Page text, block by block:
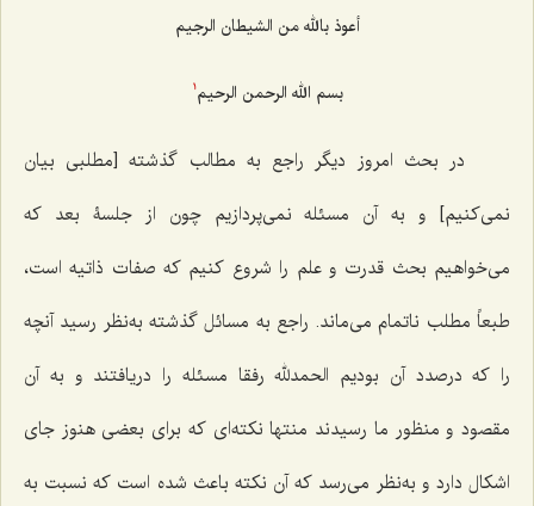
أعوذ بالله من الشیطان الرجیم
بسم الله الرحمن الرحیم1
در بحث امروز دیگر راجع به مطالب گذشته [مطلبی بیان
نمی‌کنیم] و به آن مسئله نمی‌پردازیم چون از جلسۀ بعد که
می‌خواهیم بحث قدرت و علم را شروع کنیم که صفات ذاتیه است،
طبعاً مطلب ناتمام می‌ماند. راجع به مسائل گذشته به‌نظر رسید آنچه
را که درصدد آن بودیم الحمدلله رفقا مسئله را دریافتند و به آن
مقصود و منظور ما رسیدند منتها نکته‌ای که برای بعضی هنوز جای
اشکال دارد و به‌نظر می‌رسد که آن نکته باعث شده است که نسبت به